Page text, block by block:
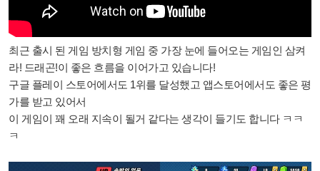
최근 출시 된 게임 방치형 게임 중 가장 눈에 들어오는 게임인 삼켜
라! 드래곤!이 좋은 흐름을 이어가고 있습니다!
구글 플레이 스토어에서도 1위를 달성했고 앱스토어에서도 좋은 평
가를 받고 있어서
이 게임이 꽤 오래 지속이 될거 같다는 생각이 들기도 합니다 ㅋㅋ
ㅋ